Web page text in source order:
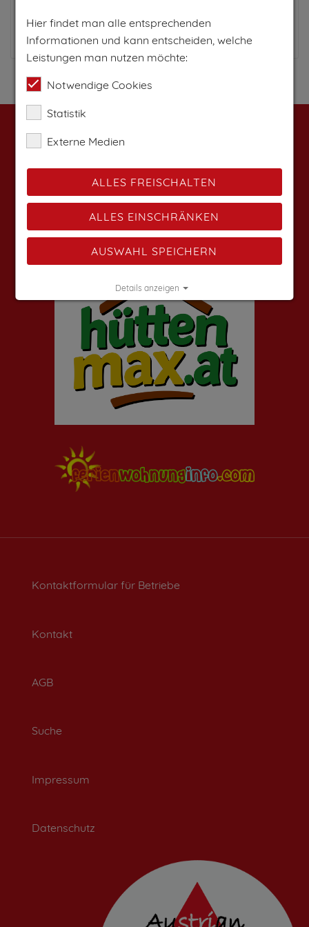
Zum Anbieter
Weitere Angebote findest du auf:
Kontaktformular für Betriebe
Kontakt
AGB
Suche
Impressum
Datenschutz
Hier findet man alle entsprechenden
Informationen und kann entscheiden, welche
Leistungen man nutzen möchte:
Notwendige Cookies
Statistik
Externe Medien
ALLES FREISCHALTEN
ALLES EINSCHRÄNKEN
AUSWAHL SPEICHERN
Details anzeigen
Impressum| Datenschutz